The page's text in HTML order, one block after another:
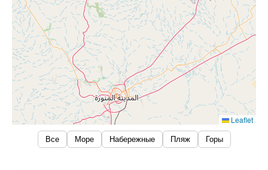
Leaflet
Все Море Набережные Пляж Горы